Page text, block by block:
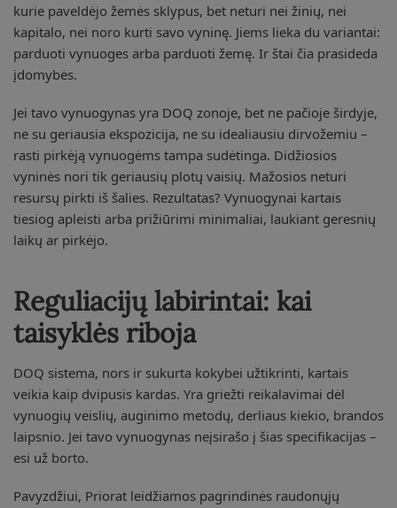
kurie paveldėjo žemės sklypus, bet neturi nei žinių, nei
kapitalo, nei noro kurti savo vyninę. Jiems lieka du variantai:
parduoti vynuoges arba parduoti žemę. Ir štai čia prasideda
įdomybės.
Jei tavo vynuogynas yra DOQ zonoje, bet ne pačioje širdyje,
ne su geriausia ekspozicija, ne su idealiausiu dirvožemiu –
rasti pirkėją vynuogėms tampa sudėtinga. Didžiosios
vyninės nori tik geriausių plotų vaisių. Mažosios neturi
resursų pirkti iš šalies. Rezultatas? Vynuogynai kartais
tiesiog apleisti arba prižiūrimi minimaliai, laukiant geresnių
laikų ar pirkėjo.
Reguliacijų labirintai: kai
taisyklės riboja
DOQ sistema, nors ir sukurta kokybei užtikrinti, kartais
veikia kaip dvipusis kardas. Yra griežti reikalavimai dėl
vynuogių veislių, auginimo metodų, derliaus kiekio, brandos
laipsnio. Jei tavo vynuogynas neįsirašo į šias specifikacijas –
esi už borto.
Pavyzdžiui, Priorat leidžiamos pagrindinės raudonųjų